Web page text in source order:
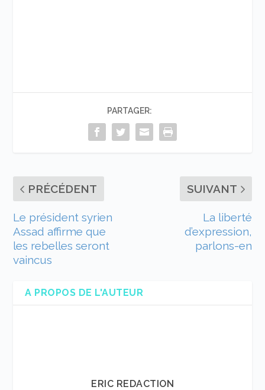
PARTAGER:
PRÉCÉDENT
Le président syrien
Assad affirme que
les rebelles seront
vaincus
SUIVANT
La liberté
d’expression,
parlons-en
A PROPOS DE L'AUTEUR
ERIC REDACTION